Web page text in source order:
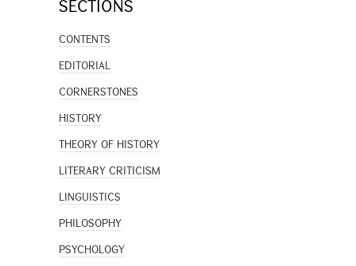
SECTIONS
CONTENTS
EDITORIAL
CORNERSTONES
HISTORY
THEORY OF HISTORY
LITERARY CRITICISM
LINGUISTICS
PHILOSOPHY
PSYCHOLOGY